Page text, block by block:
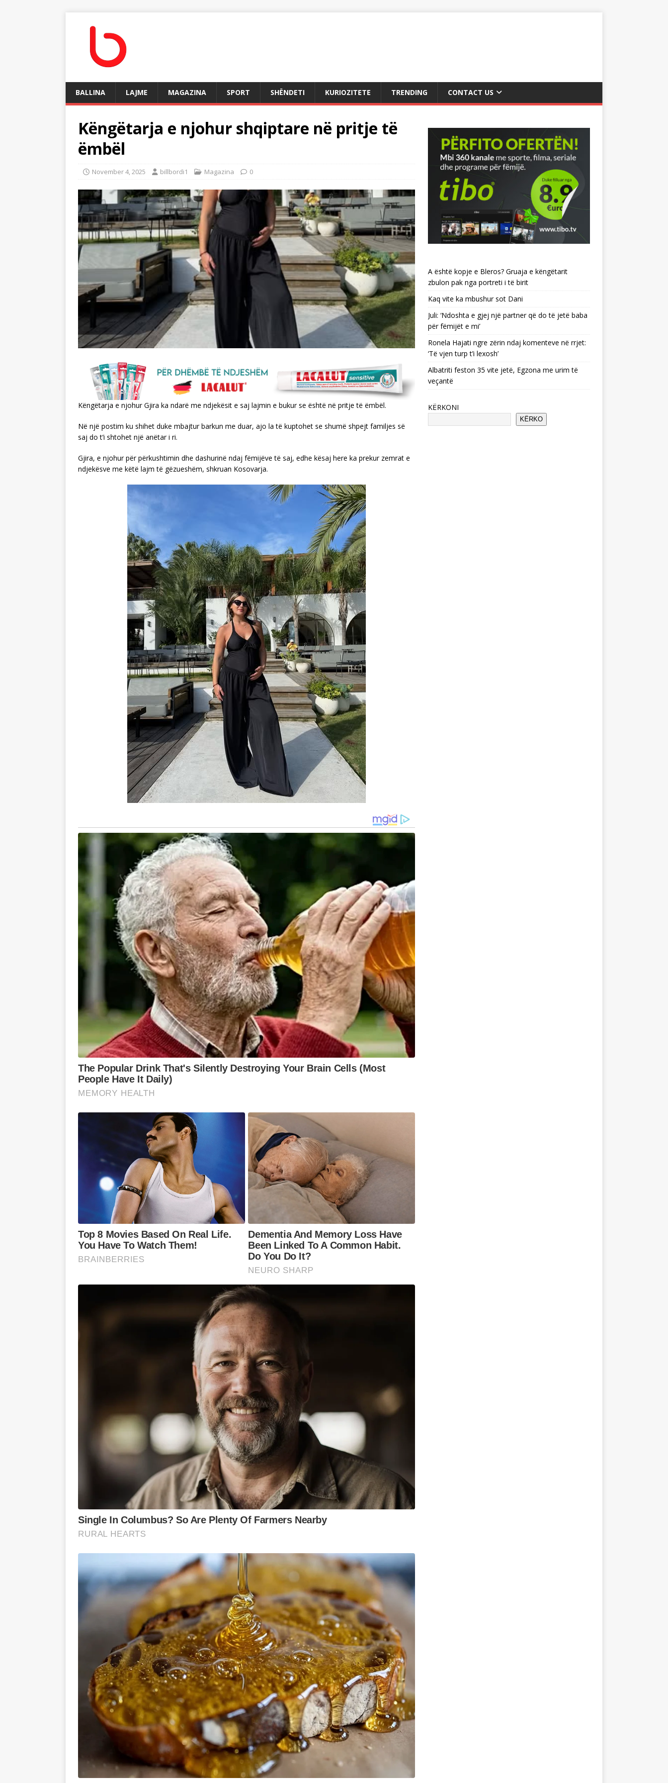
BALLINA LAJME MAGAZINA SPORT SHËNDETI KURIOZITETE TRENDING CONTACT US
Këngëtarja e njohur shqiptare në pritje të
ëmbël
November 4, 2025 billbordi1 Magazina 0
Këngëtarja e njohur Gjira ka ndarë me ndjekësit e saj lajmin e bukur se është në pritje të ëmbël.
Në një postim ku shihet duke mbajtur barkun me duar, ajo la të kuptohet se shumë shpejt familjes së
saj do t’i shtohet një anëtar i ri.
Gjira, e njohur për përkushtimin dhe dashurinë ndaj fëmijëve të saj, edhe kësaj here ka prekur zemrat e
ndjekësve me këtë lajm të gëzueshëm, shkruan Kosovarja.
A është kopje e Bleros? Gruaja e këngëtarit
zbulon pak nga portreti i të birit
Kaq vite ka mbushur sot Dani
Juli: ‘Ndoshta e gjej një partner që do të jetë baba
për fëmijët e mi’
Ronela Hajati ngre zërin ndaj komenteve në rrjet:
‘Të vjen turp t’i lexosh’
Albatriti feston 35 vite jetë, Egzona me urim të
veçantë
KËRKONI
KËRKO